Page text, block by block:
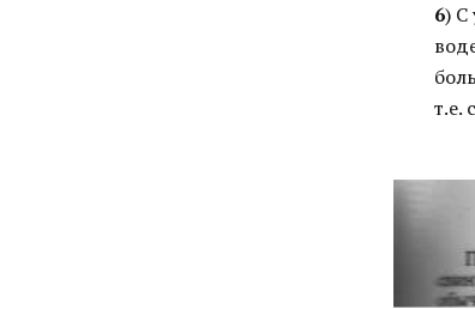
6) С
т.е.